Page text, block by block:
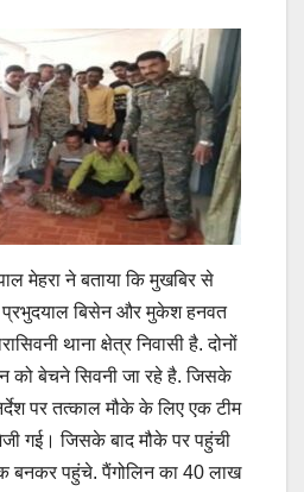
मेहरा ने बताया कि मुखबिर से
प्रभुदयाल बिसेन और मुकेश हनवत
थाना क्षेत्र निवासी है. दोनों
को बेचने सिवनी जा रहे है. जिसके
पर तत्काल मौके के लिए एक टीम
गई। जिसके बाद मौके पर पहुंची
बनकर पहुंचे. पैंगोलिन का 40 लाख